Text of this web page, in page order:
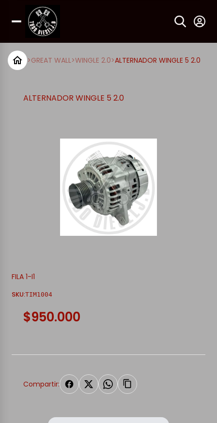
>GREAT WALL>WINGLE 2.0>ALTERNADOR WINGLE 5 2.0
ALTERNADOR WINGLE 5 2.0
FILA 1-I1
SKU:TIM1004
$950.000
Compartir: